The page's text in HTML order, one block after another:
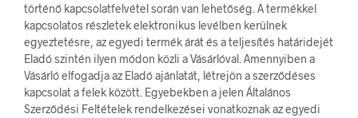
történő kapcsolatfelvétel során van lehetőség. A termékkel
kapcsolatos részletek elektronikus levélben kerülnek
egyeztetésre, az egyedi termék árát és a teljesítés határidejét
Eladó szintén ilyen módon közli a Vásárlóval. Amennyiben a
Vásárló elfogadja az Eladó ajánlatát, létrejön a szerződéses
kapcsolat a felek között. Egyebekben a jelen Általános
Szerződési Feltételek rendelkezései vonatkoznak az egyedi